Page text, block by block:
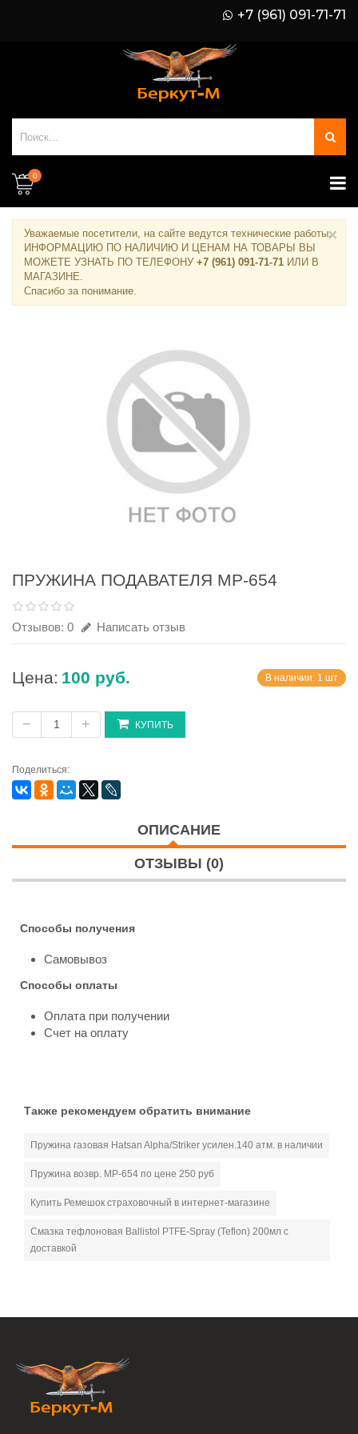
+7 (961) 091-71-71
0
Уважаемые посетители, на сайте ведутся технические работы.
ИНФОРМАЦИЮ ПО НАЛИЧИЮ И ЦЕНАМ НА ТОВАРЫ ВЫ
МОЖЕТЕ УЗНАТЬ ПО ТЕЛЕФОНУ +7 (961) 091-71-71 ИЛИ В
МАГАЗИНЕ.
Спасибо за понимание.
×
ПРУЖИНА ПОДАВАТЕЛЯ МР-654
Отзывов: 0 Написать отзыв
Цена: 100 руб. В наличии: 1 шт
− + КУПИТЬ
Поделиться:
ОПИСАНИЕ
ОТЗЫВЫ (0)
Способы получения
Самовывоз
Способы оплаты
Оплата при получении
Счет на оплату
Также рекомендуем обратить внимание
Пружина газовая Hatsan Alpha/Striker усилен.140 атм. в наличии
Пружина возвр. МР-654 по цене 250 руб
Купить Ремешок страховочный в интернет-магазине
Смазка тефлоновая Ballistol PTFE-Spray (Teflon) 200мл с
доставкой